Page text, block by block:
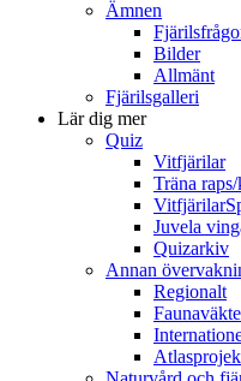
Ämnen
Bilder
Allmänt
Fjärilsgalleri
Lär dig mer
Quiz
Vitfjärilar
Träna
Juvela
Quizarkiv
Annan
Regionalt